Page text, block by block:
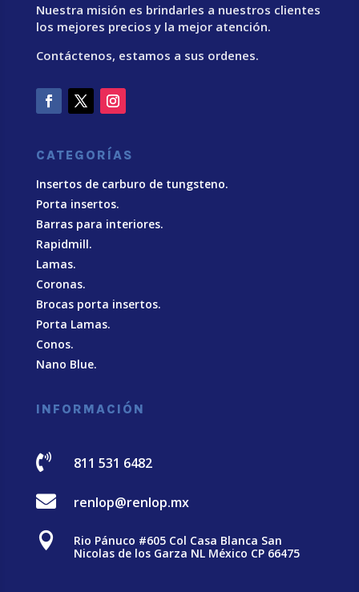
Nuestra misión es brindarles a nuestros clientes
los mejores precios y la mejor atención.
Contáctenos, estamos a sus ordenes.
CATEGORÍAS
Insertos de carburo de tungsteno.
Porta insertos.
Barras para interiores.
Rapidmill.
Lamas.
Coronas.
Brocas porta insertos.
Porta Lamas.
Conos.
Nano Blue.
INFORMACIÓN
 811 531 6482
 renlop@renlop.mx

Rio Pánuco #605 Col Casa Blanca San
Nicolas de los Garza NL México CP 66475